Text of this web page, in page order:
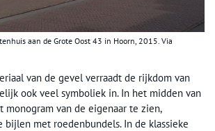
aan de Grote Oost 43 in Hoorn, 2015. Via
van de gevel verraadt de rijkdom van
ook veel symboliek in. In het midden van
monogram van de eigenaar te zien,
bijlen met roedenbundels. In de klassieke